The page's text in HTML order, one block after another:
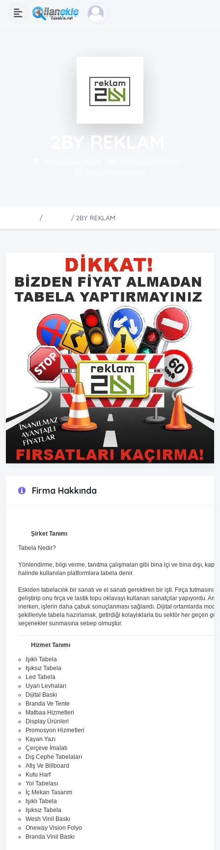
2BY REKLAM
2BY REKLAM
Firma Hakkında
Şirket Tanımı
Tabela Nedir?
Yönlendirme, bilgi verme, tanıtma çalışmaları gibi bina içi ve bina dışı,
halinde kullanılan platformlara tabela denir.
Eskiden tabelacılık bir sanatı ve el sanatı gerektiren bir işti. Fırça
geliştirip onu fırça ve lastik topu oklavayı kullanan sanatçılar yapıyordu.
inerken, işlerin daha çabuk sonuçlanması sağlandı. Dijital ortamlarda
şekilleriyle tabela hazırlamak, getirdiği kolaylıklarla bu sektör her geçen
seçenekler sunmasına sebep olmuştur.
Hizmet Tanımı
Işıklı Tabela
Işıksız Tabela
Led Tabela
Uyarı Levhaları
Dijital Baskı
Branda Ve Tente
Matbaa Hizmetleri
Display Ürünleri
Promosyon Hizmetleri
Kayan Yazı
Çerçeve İmalatı
Dış Cephe Tabelaları
Afiş Ve Billboard
Kutu Harf
Yol Tabelası
İç Mekan Tasarım
Işıklı Tabela
Işıksız Tabela
Wesh Vinil Baskı
Oneway Vision Folyo
Branda Vinil Baskı